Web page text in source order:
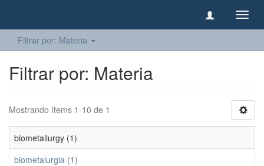
Filtrar por: Materia
Filtrar por: Materia
Mostrando ítems 1-10 de 1
biometallurgy (1)
biometalurgia (1)